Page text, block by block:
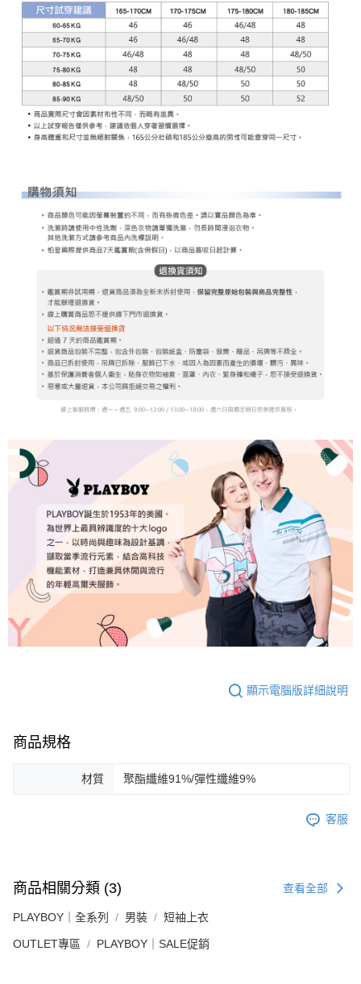
顯示電腦版詳細說明
商品規格
材質 聚酯纖維91%/彈性纖維9%
客服
商品相關分類 (3) 查看全部
PLAYBOY｜全系列 男裝 短袖上衣
OUTLET專區 PLAYBOY｜SALE促銷